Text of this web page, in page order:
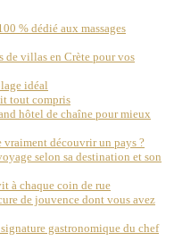
% dédié aux massages
de villas en Crète pour vos
idéal
tout compris
hôtel de chaîne pour mieux
découvrir un pays ?
selon sa destination et son
à chaque coin de rue
de jouvence dont vous avez
gastronomique du chef